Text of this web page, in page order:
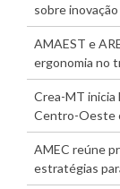
sobre
AMAEST e
ergonomia no
Crea-MT inicia
Centro-Oeste
AMEC reúne
estratégias